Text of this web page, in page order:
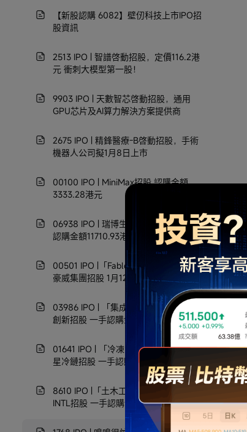
【新股認購 6082】壁仞科技上市IPO招
股資訊
2513 IPO | 智譜啓動招股，定價116.2港
元 衝刺大模型第一股！
9903 IPO | 天數智芯啓動招股，通用
GPU芯片及AI算力解決方案提供商
2675 IPO | 精鋒醫療-B啓動招股，手術
機器人公司擬1月8日上市
00100 IPO | MiniMax招股 認購金額
3333.28港元
06938 IPO | 瑞博生物1月9日上市 一手
認購金額11710.93港元
00501 IPO |「Fabless半導體設計公司」
豪威集團招股 1月12日上市
03986 IPO | 「集成電路設計公司」兆易
創新招股 一手認購金額16363.38港元
01641 IPO | 「冷凍食品倉儲服務商」紅
星冷鏈招股 一手認購金額6191.83港元
8610 IPO |「土木工程承包商」BBSB
INTL招股 一手認購金額2828.24港元